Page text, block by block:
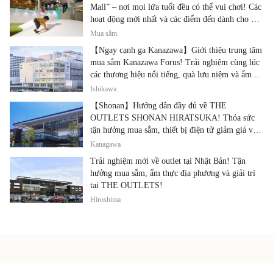
Mall” – nơi mọi lứa tuổi đều có thể vui chơi! Các
hoạt động mới nhất và các điểm đến dành cho gia
đình.
Mua sắm
【Ngay cạnh ga Kanazawa】Giới thiệu trung tâm
mua sắm Kanazawa Forus! Trải nghiệm cùng lúc
các thương hiệu nổi tiếng, quà lưu niệm và ẩm
thực địa phương
Ishikawa
【Shonan】Hướng dẫn đầy đủ về THE
OUTLETS SHONAN HIRATSUKA! Thỏa sức
tận hưởng mua sắm, thiết bị điện tử giảm giá và
ẩm thực địa phương tại cùng một địa điểm!
Kanagawa
Trải nghiệm mới về outlet tại Nhật Bản! Tận
hưởng mua sắm, ẩm thực địa phương và giải trí
tại THE OUTLETS!
Hiroshima